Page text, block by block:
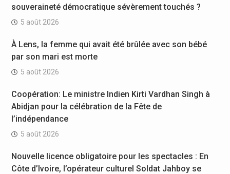
souveraineté démocratique sévèrement touchés ?
5 août 2026
À Lens, la femme qui avait été brûlée avec son bébé
par son mari est morte
5 août 2026
Coopération: Le ministre Indien Kirti Vardhan Singh à
Abidjan pour la célébration de la Fête de
l’indépendance
5 août 2026
Nouvelle licence obligatoire pour les spectacles : En
Côte d’Ivoire, l’opérateur culturel Soldat Jahboy se